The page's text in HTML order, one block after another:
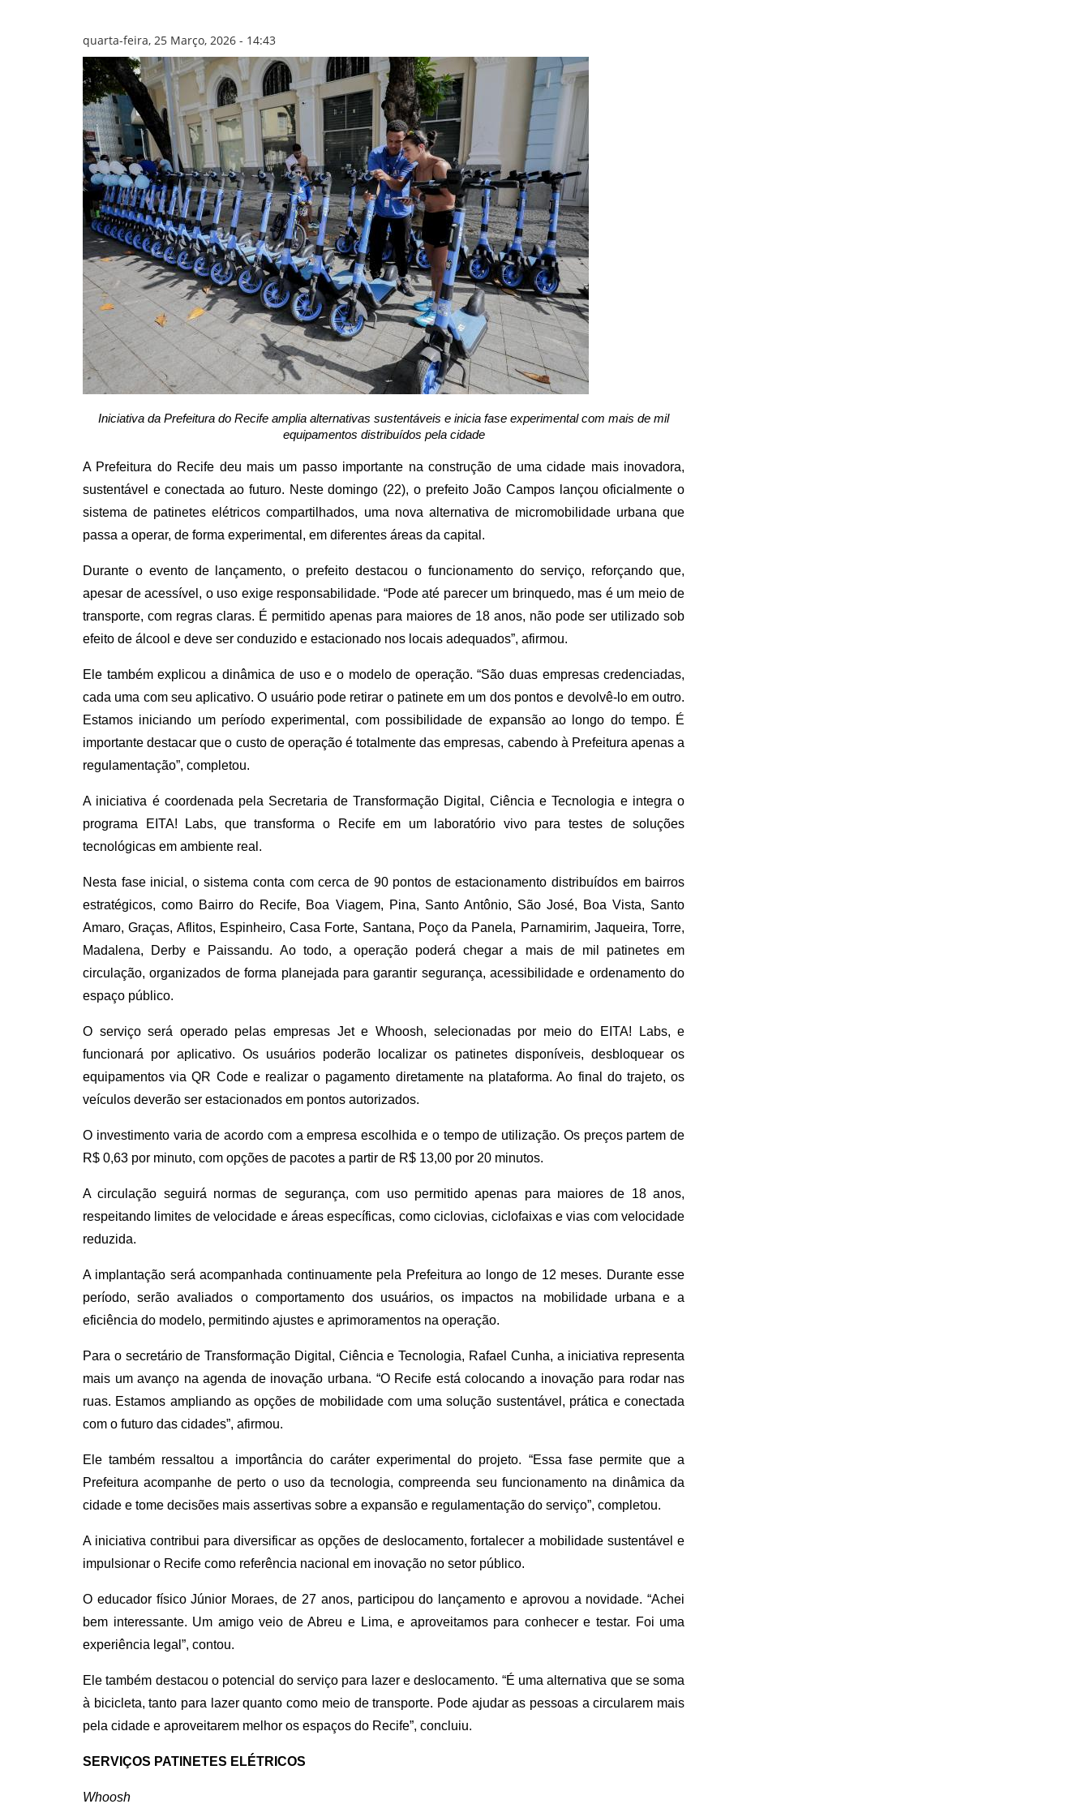
PROGRAMA DE ESTAGIÁRIO
SAÚDE DO TRABALHADOR
quarta-feira, 25 Março, 2026 - 14:43
Iniciativa da Prefeitura do Recife amplia alternativas sustentáveis e inicia fase experimental com mais de mil
equipamentos distribuídos pela cidade
A Prefeitura do Recife deu mais um passo importante na construção de uma cidade mais inovadora,
sustentável e conectada ao futuro. Neste domingo (22), o prefeito João Campos lançou oficialmente o
sistema de patinetes elétricos compartilhados, uma nova alternativa de micromobilidade urbana que
passa a operar, de forma experimental, em diferentes áreas da capital.
Durante o evento de lançamento, o prefeito destacou o funcionamento do serviço, reforçando que,
apesar de acessível, o uso exige responsabilidade. “Pode até parecer um brinquedo, mas é um meio de
transporte, com regras claras. É permitido apenas para maiores de 18 anos, não pode ser utilizado sob
efeito de álcool e deve ser conduzido e estacionado nos locais adequados”, afirmou.
Ele também explicou a dinâmica de uso e o modelo de operação. “São duas empresas credenciadas,
cada uma com seu aplicativo. O usuário pode retirar o patinete em um dos pontos e devolvê-lo em outro.
Estamos iniciando um período experimental, com possibilidade de expansão ao longo do tempo. É
importante destacar que o custo de operação é totalmente das empresas, cabendo à Prefeitura apenas a
regulamentação”, completou.
A iniciativa é coordenada pela Secretaria de Transformação Digital, Ciência e Tecnologia e integra o
programa EITA! Labs, que transforma o Recife em um laboratório vivo para testes de soluções
tecnológicas em ambiente real.
Nesta fase inicial, o sistema conta com cerca de 90 pontos de estacionamento distribuídos em bairros
estratégicos, como Bairro do Recife, Boa Viagem, Pina, Santo Antônio, São José, Boa Vista, Santo
Amaro, Graças, Aflitos, Espinheiro, Casa Forte, Santana, Poço da Panela, Parnamirim, Jaqueira, Torre,
Madalena, Derby e Paissandu. Ao todo, a operação poderá chegar a mais de mil patinetes em
circulação, organizados de forma planejada para garantir segurança, acessibilidade e ordenamento do
espaço público.
O serviço será operado pelas empresas Jet e Whoosh, selecionadas por meio do EITA! Labs, e
funcionará por aplicativo. Os usuários poderão localizar os patinetes disponíveis, desbloquear os
equipamentos via QR Code e realizar o pagamento diretamente na plataforma. Ao final do trajeto, os
veículos deverão ser estacionados em pontos autorizados.
O investimento varia de acordo com a empresa escolhida e o tempo de utilização. Os preços partem de
R$ 0,63 por minuto, com opções de pacotes a partir de R$ 13,00 por 20 minutos.
A circulação seguirá normas de segurança, com uso permitido apenas para maiores de 18 anos,
respeitando limites de velocidade e áreas específicas, como ciclovias, ciclofaixas e vias com velocidade
reduzida.
A implantação será acompanhada continuamente pela Prefeitura ao longo de 12 meses. Durante esse
período, serão avaliados o comportamento dos usuários, os impactos na mobilidade urbana e a
eficiência do modelo, permitindo ajustes e aprimoramentos na operação.
Para o secretário de Transformação Digital, Ciência e Tecnologia, Rafael Cunha, a iniciativa representa
mais um avanço na agenda de inovação urbana. “O Recife está colocando a inovação para rodar nas
ruas. Estamos ampliando as opções de mobilidade com uma solução sustentável, prática e conectada
com o futuro das cidades”, afirmou.
Ele também ressaltou a importância do caráter experimental do projeto. “Essa fase permite que a
Prefeitura acompanhe de perto o uso da tecnologia, compreenda seu funcionamento na dinâmica da
cidade e tome decisões mais assertivas sobre a expansão e regulamentação do serviço”, completou.
A iniciativa contribui para diversificar as opções de deslocamento, fortalecer a mobilidade sustentável e
impulsionar o Recife como referência nacional em inovação no setor público.
O educador físico Júnior Moraes, de 27 anos, participou do lançamento e aprovou a novidade. “Achei
bem interessante. Um amigo veio de Abreu e Lima, e aproveitamos para conhecer e testar. Foi uma
experiência legal”, contou.
Ele também destacou o potencial do serviço para lazer e deslocamento. “É uma alternativa que se soma
à bicicleta, tanto para lazer quanto como meio de transporte. Pode ajudar as pessoas a circularem mais
pela cidade e aproveitarem melhor os espaços do Recife”, concluiu.
SERVIÇOS PATINETES ELÉTRICOS
Whoosh